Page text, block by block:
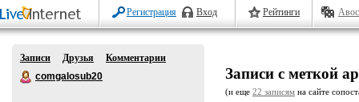
Регистрация Вход Рейтинги
Записи Друзья
Комментарии
comgalosub20
Записи с меткой
(и еще 22 записям на сайте